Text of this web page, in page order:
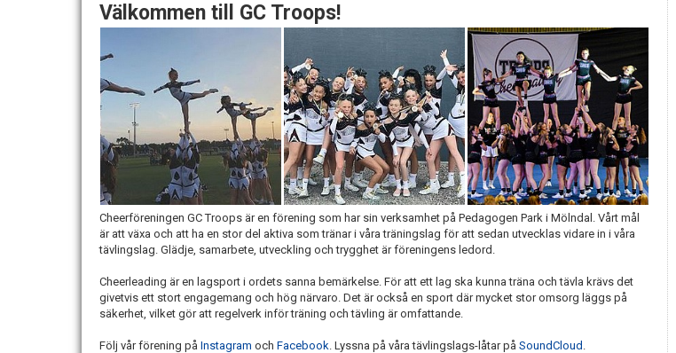
Välkommen till GC Troops!
Cheerföreningen GC Troops är en förening som har sin verksamhet på Pedagogen Park i Mölndal. Vårt mål
är att växa och att ha en stor del aktiva som tränar i våra träningslag för att sedan utvecklas vidare in i våra
tävlingslag. Glädje, samarbete, utveckling och trygghet är föreningens ledord.
Cheerleading är en lagsport i ordets sanna bemärkelse. För att ett lag ska kunna träna och tävla krävs det
givetvis ett stort engagemang och hög närvaro. Det är också en sport där mycket stor omsorg läggs på
säkerhet, vilket gör att regelverk inför träning och tävling är omfattande.
Följ vår förening på Instagram och Facebook. Lyssna på våra tävlingslags-låtar på SoundCloud .